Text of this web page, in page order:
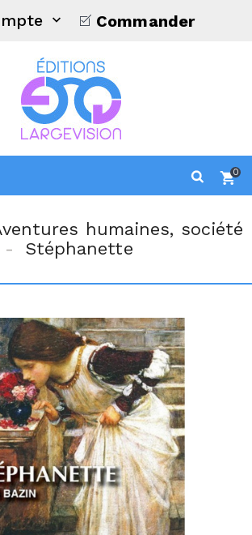
 Commander
0
humaines, société
Stéphanette